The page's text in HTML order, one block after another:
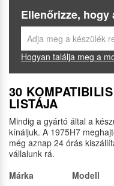
Ellenőrizze,
Hogyan találja meg a
30
LISTÁJA
Mindig a gyártó által a
kínáljuk. A 1975H7
még aznap 24 órás
vállalunk rá.
Márka
Modell